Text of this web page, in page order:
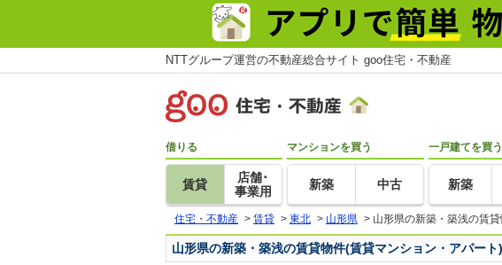
NTTグループ運営の不動産総合サイト goo住宅・不動産
借りる
賃貸
店舗･
事業用
マンションを買う
新築 中古
一戸建てを買う
新築
住宅・不動産 > 賃貸 > 東北 > 山形県 > 山形県の新築・築浅の賃
山形県の新築・築浅の賃貸物件(賃貸マンション・アパー